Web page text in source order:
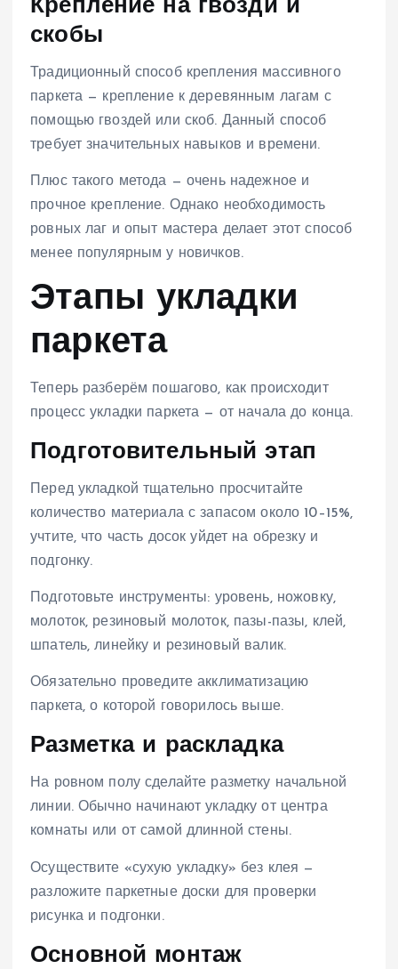
Крепление на гвозди и
скобы
Традиционный способ крепления массивного
паркета — крепление к деревянным лагам с
помощью гвоздей или скоб. Данный способ
требует значительных навыков и времени.
Плюс такого метода — очень надежное и
прочное крепление. Однако необходимость
ровных лаг и опыт мастера делает этот способ
менее популярным у новичков.
Этапы укладки
паркета
Теперь разберём пошагово, как происходит
процесс укладки паркета — от начала до конца.
Подготовительный этап
Перед укладкой тщательно просчитайте
количество материала с запасом около 10–15%,
учтите, что часть досок уйдет на обрезку и
подгонку.
Подготовьте инструменты: уровень, ножовку,
молоток, резиновый молоток, пазы-пазы, клей,
шпатель, линейку и резиновый валик.
Обязательно проведите акклиматизацию
паркета, о которой говорилось выше.
Разметка и раскладка
На ровном полу сделайте разметку начальной
линии. Обычно начинают укладку от центра
комнаты или от самой длинной стены.
Осуществите «сухую укладку» без клея —
разложите паркетные доски для проверки
рисунка и подгонки.
Основной монтаж